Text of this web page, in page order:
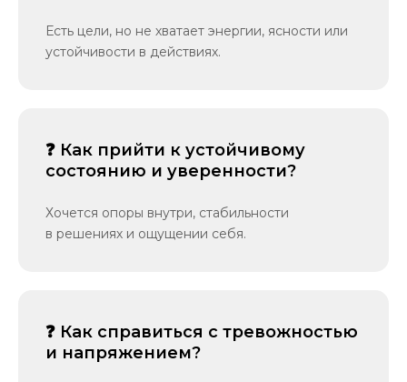
Есть цели, но не хватает энергии, ясности или
устойчивости в действиях.
❓ Как прийти к устойчивому
состоянию и уверенности?
Хочется опоры внутри, стабильности
в решениях и ощущении себя.
❓ Как справиться с тревожностью
и напряжением?